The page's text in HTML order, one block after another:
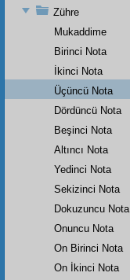
Zühre
Mukaddime
Birinci Nota
İkinci Nota
Üçüncü Nota
Dördüncü Nota
Beşinci Nota
Altıncı Nota
Yedinci Nota
Sekizinci Nota
Dokuzuncu Nota
Onuncu Nota
On Birinci Nota
On İkinci Nota